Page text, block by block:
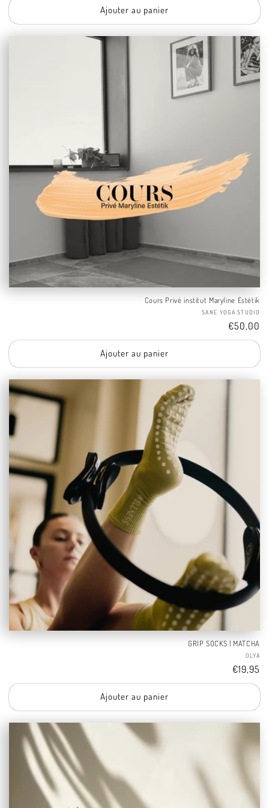
Ajouter au panier
Cours Privé institut Maryline Estétik
SANE YOGA STUDIO
Tarif
€50,00
Ajouter au panier
GRIP SOCKS | MATCHA
OLYA
Tarif
€19,95
Ajouter au panier